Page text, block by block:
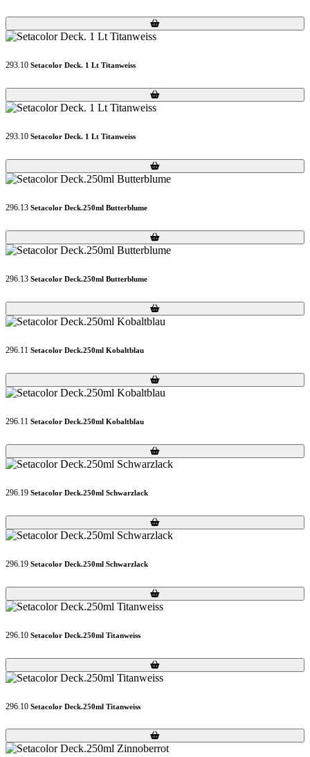
Loading...
Loading...
293.10 Setacolor Deck. 1 Lt Titanweiss
Loading...
Loading...
293.10 Setacolor Deck. 1 Lt Titanweiss
Loading...
Loading...
296.13 Setacolor Deck.250ml Butterblume
Loading...
Loading...
296.13 Setacolor Deck.250ml Butterblume
Loading...
Loading...
296.11 Setacolor Deck.250ml Kobaltblau
Loading...
Loading...
296.11 Setacolor Deck.250ml Kobaltblau
Loading...
Loading...
296.19 Setacolor Deck.250ml Schwarzlack
Loading...
Loading...
296.19 Setacolor Deck.250ml Schwarzlack
Loading...
Loading...
296.10 Setacolor Deck.250ml Titanweiss
Loading...
Loading...
296.10 Setacolor Deck.250ml Titanweiss
Loading...
Loading...